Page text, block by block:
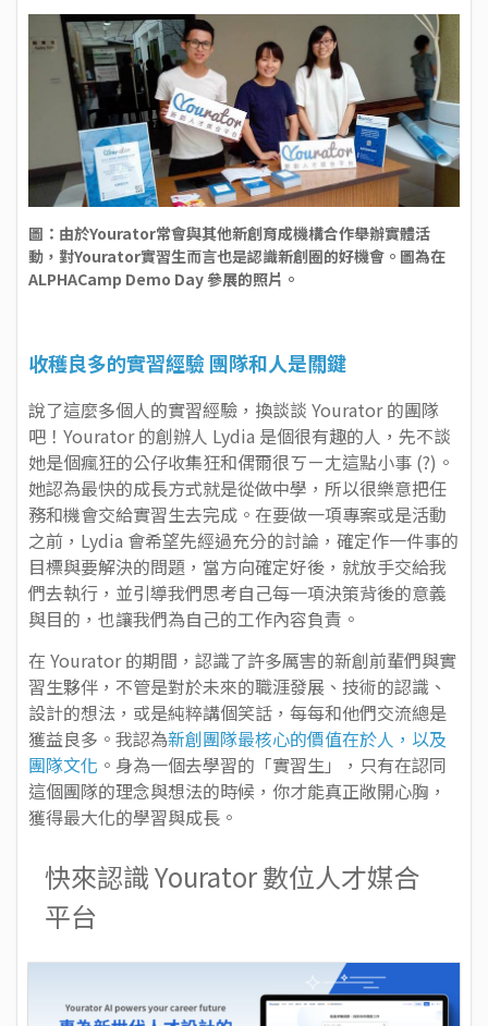
圖：由於Yourator常會與其他新創育成機構合作舉辦實體活
動，對Yourator實習生而言也是認識新創圈的好機會。圖為在
ALPHACamp Demo Day 參展的照片。
收穫良多的實習經驗 團隊和人是關鍵
說了這麼多個人的實習經驗，換談談 Yourator 的團隊
吧！Yourator 的創辦人 Lydia 是個很有趣的人，先不談
她是個瘋狂的公仔收集狂和偶爾很ㄎㄧㄤ這點小事 (?)。
她認為最快的成長方式就是從做中學，所以很樂意把任
務和機會交給實習生去完成。在要做一項專案或是活動
之前，Lydia 會希望先經過充分的討論，確定作一件事的
目標與要解決的問題，當方向確定好後，就放手交給我
們去執行，並引導我們思考自己每一項決策背後的意義
與目的，也讓我們為自己的工作內容負責。
在 Yourator 的期間，認識了許多厲害的新創前輩們與實
習生夥伴，不管是對於未來的職涯發展、技術的認識、
設計的想法，或是純粹講個笑話，每每和他們交流總是
獲益良多。我認為新創團隊最核心的價值在於人，以及
團隊文化 。身為一個去學習的「實習生」，只有在認同
這個團隊的理念與想法的時候，你才能真正敞開心胸，
獲得最大化的學習與成長。
快來認識 Yourator 數位人才媒合
平台